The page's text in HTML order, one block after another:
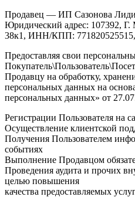
Продавец — ИП Сазонова
Юридический адрес: 107392, Г.
38к1, ИНН/КПП:
Предоставляя свои
Продавцу на обработку,
персональных данных на
персональных данных» от
Регистрации Пользователя на
Осуществление клиентской
Получения Пользователем
событиях
Выполнение Продавцом
Проведения аудита и прочих
целью повышения
качества предоставляемых